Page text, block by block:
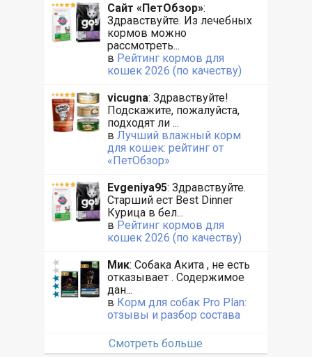
Сайт «ПетОбзор»:
Здравствуйте. Из лечебных
кормов можно
рассмотреть...
в Рейтинг кормов для
кошек 2026 (по качеству)
vicugna: Здравствуйте!
Подскажите, пожалуйста,
подходят ли ...
в Лучший влажный корм
для кошек: рейтинг от
«ПетОбзор»
Evgeniya95: Здравствуйте.
Старший ест Best Dinner
Курица в бел...
в Рейтинг кормов для
кошек 2026 (по качеству)
Мик: Собака Акита , не есть
отказывает . Содержимое
дан...
в Корм для собак Pro Plan:
отзывы и разбор состава
Смотреть больше